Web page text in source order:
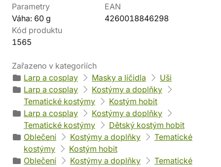
Parametry
Váha: 60 g
EAN
4260018846298
Kód produktu
1565
Zařazeno v kategoriích
Larp a cosplay
Masky a líčidla
Uši
Larp a cosplay
Kostýmy a doplňky
Tematické kostýmy
Kostým hobit
Larp a cosplay
Kostýmy a doplňky
Tematické kostýmy
Dětský kostým hobit
Oblečení
Kostýmy a doplňky
Tematické
kostýmy
Kostým hobit
Oblečení
Kostýmy a doplňky
Tematické